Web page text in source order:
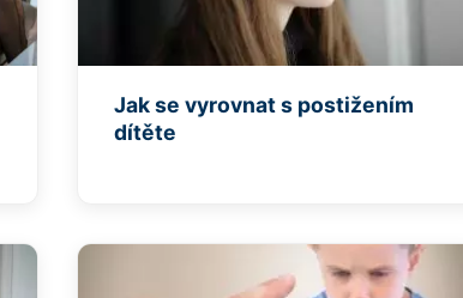
Jak se vyrovnat s postižením
dítěte